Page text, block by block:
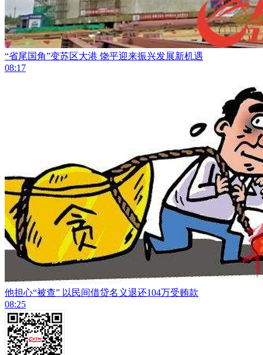
“省尾国角”变苏区大港 饶平迎来振兴发展新机遇
08:17
他担心“被查” 以民间借贷名义退还104万受贿款
08:25